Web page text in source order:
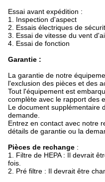
Essai avant expédition :
1. Inspection d'aspect
2. Essais électriques de
3. Essai de vitesse du vent
4. Essai de fonction
Garantie :
La garantie de notre
l'exclusion des pièces et des
Tout l'équipement est
complète avec le rapport des
Le document supplémentaire
demande.
Entrez en contact avec notre
détails de garantie ou la
Pièces de rechange :
1. Filtre de HEPA : Il devrait
fois.
2. Pré filtre : Il devrait être